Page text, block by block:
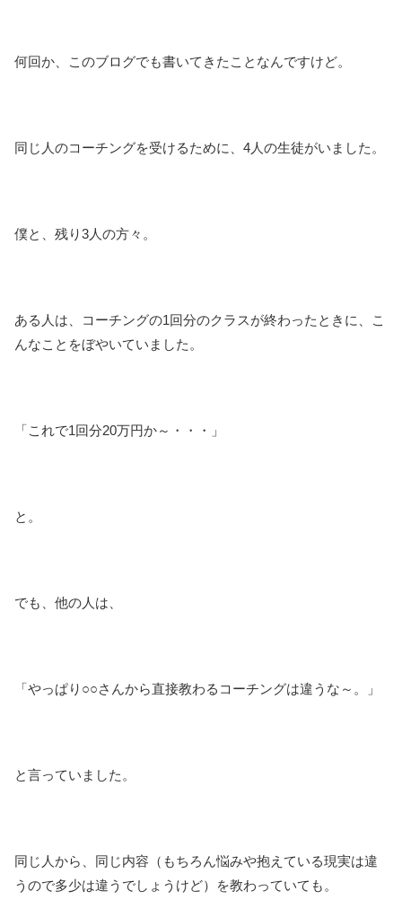
何回か、このブログでも書いてきたことなんですけど。
同じ人のコーチングを受けるために、4人の生徒がいました。
僕と、残り3人の方々。
ある人は、コーチングの1回分のクラスが終わったときに、こ
んなことをぼやいていました。
「これで1回分20万円か～・・・」
と。
でも、他の人は、
「やっぱり○○さんから直接教わるコーチングは違うな～。」
と言っていました。
同じ人から、同じ内容（もちろん悩みや抱えている現実は違
うので多少は違うでしょうけど）を教わっていても。